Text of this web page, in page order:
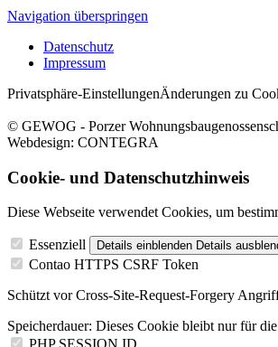
Navigation überspringen
Datenschutz
Impressum
Privatsphäre-EinstellungenÄnderungen zu
© GEWOG - Porzer
Webdesign: CONTEGRA
Cookie- und Datenschutzhinweis
Diese Webseite verwendet Cookies, um
Essenziell Details einblenden Details
Contao HTTPS CSRF Token
Schützt vor Cross-Site-Request-Forgery
Speicherdauer: Dieses Cookie bleibt nur für